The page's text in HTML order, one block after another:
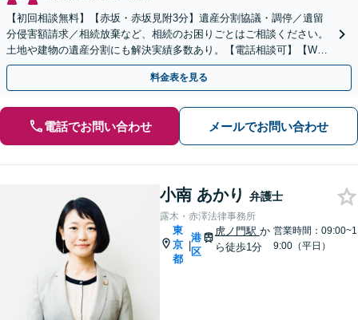
【初回相談無料】【赤坂・赤坂見附3分】遺産分割協議・調停／遺留
分侵害額請求／相続放棄など、相続のお困りごとはご相談ください。
土地や建物の遺産分割にも解決実績多数あり。【電話相談可】【Web
面談可】遺言書作成や財産の整理など生前対策もサポート
料金表を見る
電話でお問い合わせ メールでお問い合わせ
小南 あかり 弁護士
露木・赤澤法律事務所
東
京
都
|
港
区
虎ノ門駅 か
ら徒歩1分
営業時間：09:00~1
9:00（平日）